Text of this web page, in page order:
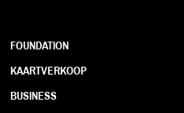
FOUNDATION
KAARTVERKOOP
BUSINESS